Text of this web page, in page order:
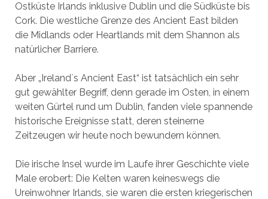
Ostküste Irlands inklusive Dublin und die Südküste bis
Cork. Die westliche Grenze des Ancient East bilden
die Midlands oder Heartlands mit dem Shannon als
natürlicher Barriere.
Aber „Ireland`s Ancient East“ ist tatsächlich ein sehr
gut gewählter Begriff, denn gerade im Osten, in einem
weiten Gürtel rund um Dublin, fanden viele spannende
historische Ereignisse statt, deren steinerne
Zeitzeugen wir heute noch bewundern können.
Die irische Insel wurde im Laufe ihrer Geschichte viele
Male erobert: Die Kelten waren keineswegs die
Ureinwohner Irlands, sie waren die ersten kriegerischen